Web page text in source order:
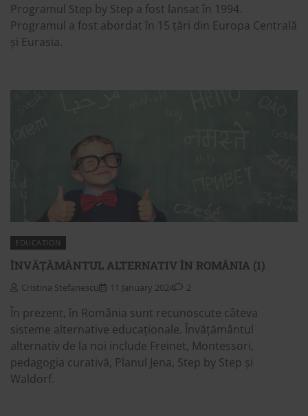
Programul Step by Step a fost lansat în 1994.
Programul a fost abordat în 15 țări din Europa Centrală
și Eurasia.
EDUCATION
ÎNVĂȚĂMÂNTUL ALTERNATIV ÎN ROMÂNIA (1)
Cristina Stefanescu 11 January 2024 2
În prezent, în România sunt recunoscute câteva
sisteme alternative educaționale. Învățământul
alternativ de la noi include Freinet, Montessori,
pedagogia curativă, Planul Jena, Step by Step și
Waldorf.